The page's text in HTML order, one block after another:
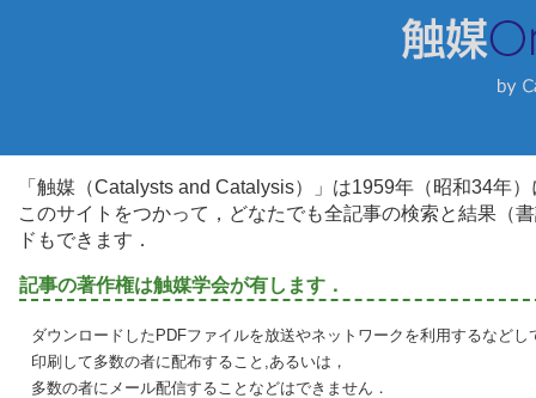
「触媒（Catalysts and Catalysis）」は1959年（昭和34年
このサイトをつかって，どなたでも全記事の検索と結果（
ドもできます．
記事の著作権は触媒学会が有します．
ダウンロードしたPDFファイルを放送やネットワークを利用するなど
印刷して多数の者に配布すること,あるいは，
多数の者にメール配信することなどはできません．